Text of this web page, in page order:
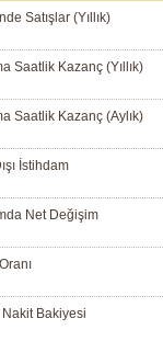
Satışlar (Yıllık)
Saatlik Kazanç (Yıllık)
Saatlik Kazanç (Aylık)
İstihdam
Net Değişim
Bakiyesi